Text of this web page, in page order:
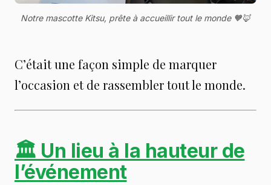
Notre mascotte Kitsu, prête à accueillir tout le monde 🧡🦊
C’était une façon simple de marquer
l’occasion et de rassembler tout le monde.
🏛 Un lieu à la hauteur de
l’événement